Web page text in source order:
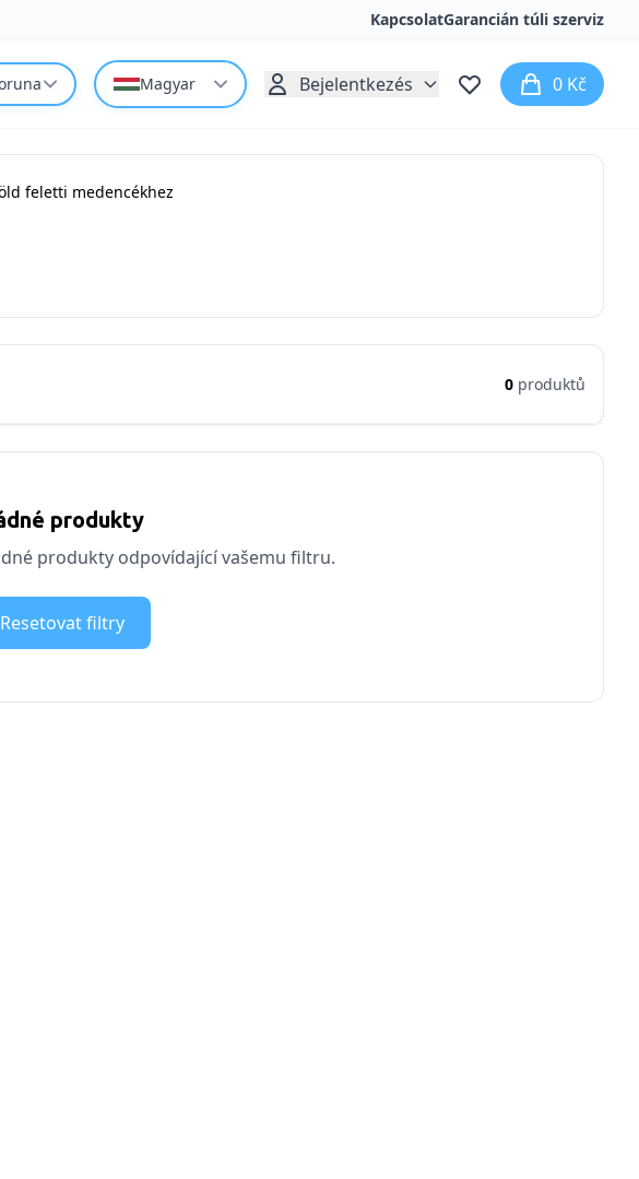
KapcsolatGarancián túli szerviz
Magyar Bejelentkezés 0 Kč
feletti medencékhez
0 produktů
produkty
produkty odpovídající vašemu filtru.
Resetovat filtry